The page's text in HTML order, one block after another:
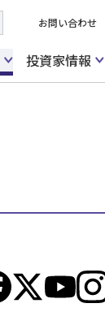
お問い合わせ
投資家情報